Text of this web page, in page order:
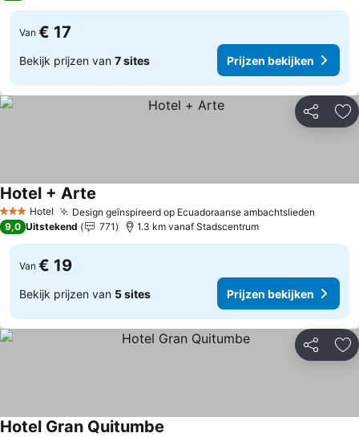
Van € 17
Bekijk prijzen van 7 sites Prijzen bekijken
Delen
3 SterrenHotel Design geïnspireerd op Ecuadoraanse ambachtslieden
Hotel + Arte
9,0 Uitstekend 771 1.3 km vanaf Stadscentrum
Van € 19
Bekijk prijzen van 5 sites Prijzen bekijken
Delen
Hotel Gran Quitumbe